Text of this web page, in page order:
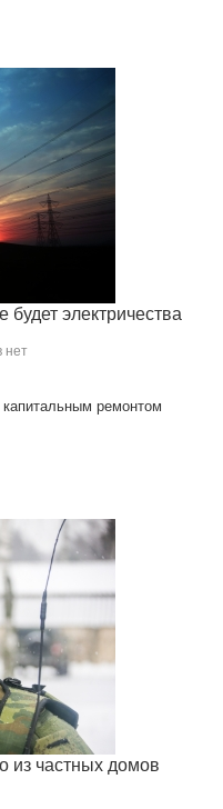
будет электричества
нет
ремонтом
из частных домов